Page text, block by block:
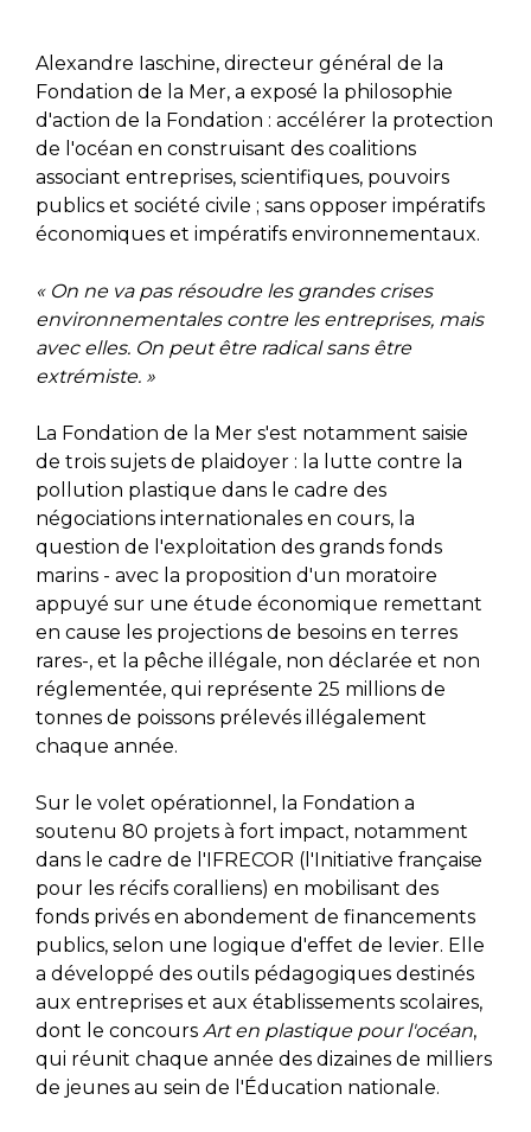
Alexandre Iaschine, directeur général de la
Fondation de la Mer, a exposé la philosophie
d'action de la Fondation : accélérer la protection
de l'océan en construisant des coalitions
associant entreprises, scientifiques, pouvoirs
publics et société civile ; sans opposer impératifs
économiques et impératifs environnementaux.
« On ne va pas résoudre les grandes crises
environnementales contre les entreprises, mais
avec elles. On peut être radical sans être
extrémiste. »
La Fondation de la Mer s'est notamment saisie
de trois sujets de plaidoyer : la lutte contre la
pollution plastique dans le cadre des
négociations internationales en cours, la
question de l'exploitation des grands fonds
marins - avec la proposition d'un moratoire
appuyé sur une étude économique remettant
en cause les projections de besoins en terres
rares-, et la pêche illégale, non déclarée et non
réglementée, qui représente 25 millions de
tonnes de poissons prélevés illégalement
chaque année.
Sur le volet opérationnel, la Fondation a
soutenu 80 projets à fort impact, notamment
dans le cadre de l'IFRECOR (l'Initiative française
pour les récifs coralliens) en mobilisant des
fonds privés en abondement de financements
publics, selon une logique d'effet de levier. Elle
a développé des outils pédagogiques destinés
aux entreprises et aux établissements scolaires,
dont le concours Art en plastique pour l'océan,
qui réunit chaque année des dizaines de milliers
de jeunes au sein de l'Éducation nationale.